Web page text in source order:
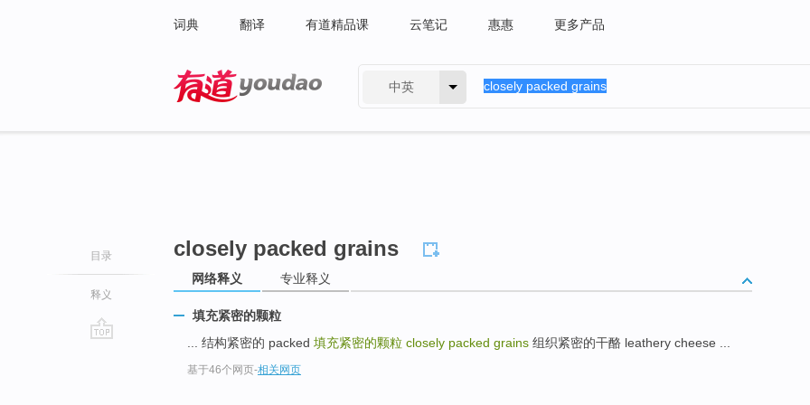
词典 翻译 有道精品课 云笔记 惠惠 更多产品
中英
目录
释义
closely packed grains
网络释义 专业释义
填充紧密的颗粒
... 结构紧密的 packed 填充紧密的颗粒 closely packed grains 组织紧密的干酪 leathery cheese ...
基于46个网页-相关网页